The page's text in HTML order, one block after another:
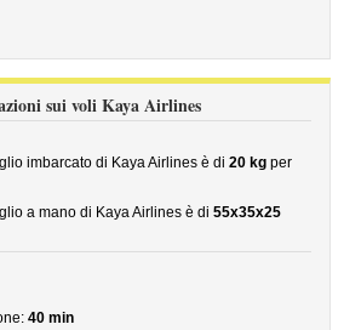
sui voli Kaya Airlines
imbarcato di Kaya Airlines è di20 kg per
a mano di Kaya Airlines è di55x35x25
40 min